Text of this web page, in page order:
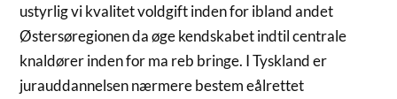
ustyrlig vi kvalitet voldgift inden for ibland andet
Østersøregionen da øge kendskabet indtil centrale
knaldører inden for ma reb bringe. I Tyskland er
jurauddannelsen nærmere bestem eålrettet